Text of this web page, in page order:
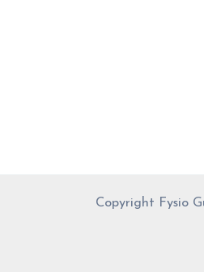
Copyright Fysio